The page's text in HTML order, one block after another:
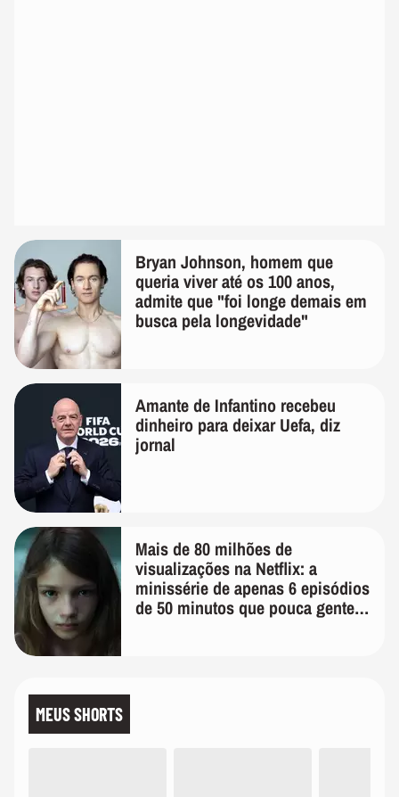
Bryan Johnson, homem que
queria viver até os 100 anos,
admite que "foi longe demais em
busca pela longevidade"
Amante de Infantino recebeu
dinheiro para deixar Uefa, diz
jornal
Mais de 80 milhões de
visualizações na Netflix: a
minissérie de apenas 6 episódios
de 50 minutos que pouca gente
MEUS SHORTS